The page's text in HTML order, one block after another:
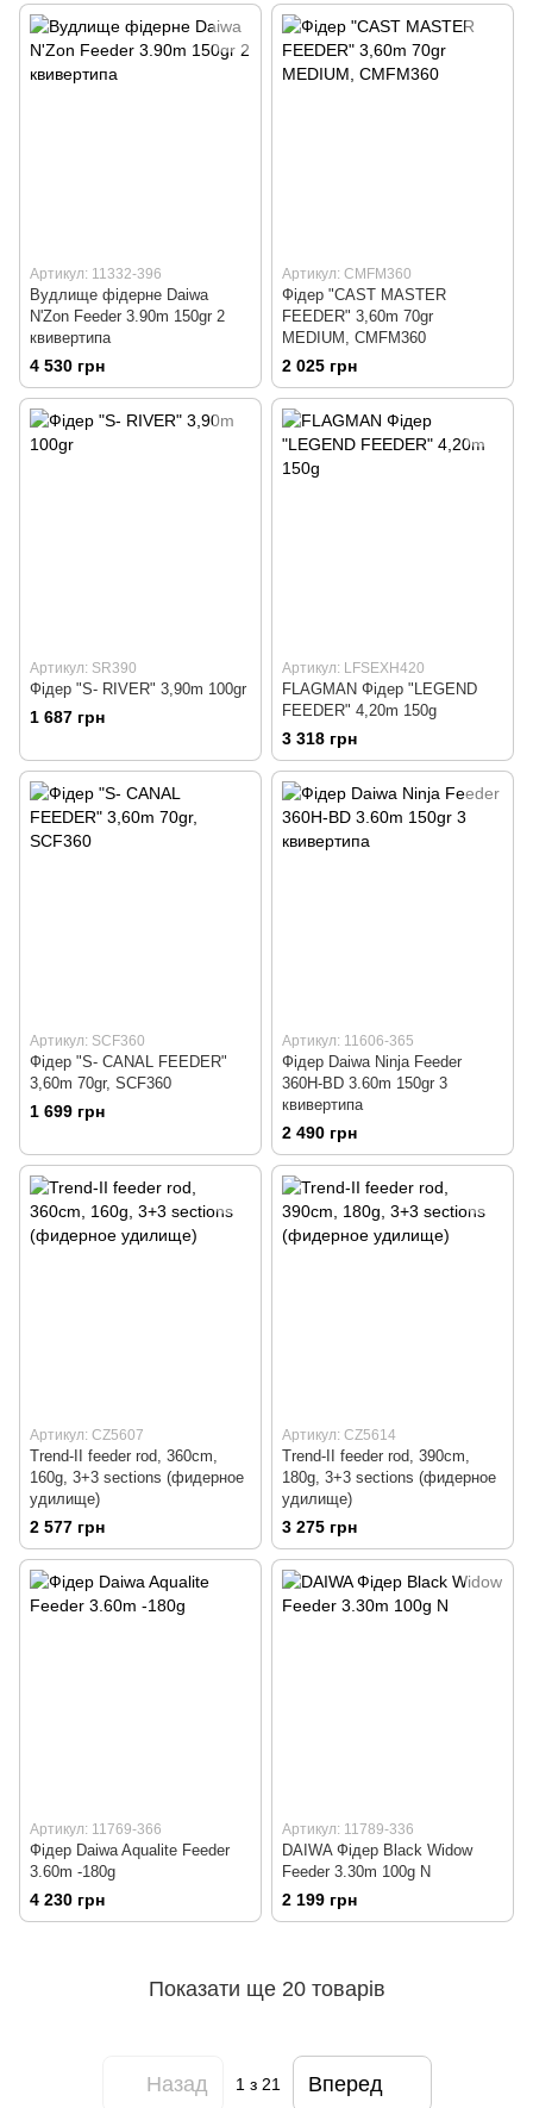
Артикул: 11332-396
Вудлище фідерне Daiwa
N'Zon Feeder 3.90m 150gr 2
квивертипа
4 530 грн
Артикул: CMFM360
Фiдер "CAST MASTER
FEEDER" 3,60m 70gr
MEDIUM, CMFM360
2 025 грн
Артикул: SR390
Фiдер "S- RIVER" 3,90m 100gr
1 687 грн
Артикул: LFSEXH420
FLAGMAN Фiдер "LEGEND
FEEDER" 4,20m 150g
3 318 грн
Артикул: SCF360
Фiдер "S- CANAL FEEDER"
3,60m 70gr, SCF360
1 699 грн
Артикул: 11606-365
Фідер Daiwa Ninja Feeder
360H-BD 3.60m 150gr 3
квивертипа
2 490 грн
Артикул: CZ5607
Trend-II feeder rod, 360cm,
160g, 3+3 sections (фидерное
удилище)
2 577 грн
Артикул: CZ5614
Trend-II feeder rod, 390cm,
180g, 3+3 sections (фидерное
удилище)
3 275 грн
Артикул: 11769-366
Фідер Daiwa Aqualite Feeder
3.60m -180g
4 230 грн
Артикул: 11789-336
DAIWA Фiдер Black Widow
Feeder 3.30m 100g N
2 199 грн
Показати ще 20 товарів
Назад 1 з 21 Вперед